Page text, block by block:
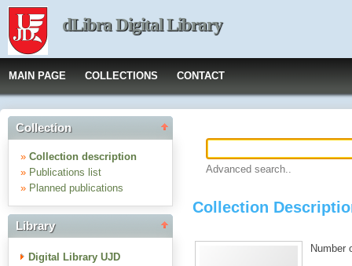
dLibra Digital Library
MAIN PAGE COLLECTIONS CONTACT
Collection
» Collection description
» Publications list
» Planned publications
Library
Digital Library UJD
Advanced search..
Collection
Number